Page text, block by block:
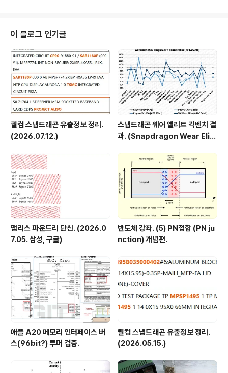
가웠습니다. 써놓고보니 손발이 오글오글 ㄷㄷㄷ
이 블로그 인기글
퀄컴 스냅드래곤 유출정보 정리.
(2026.07.12.)
스냅드래곤 웨어 엘리트 긱벤치 결
과. (Snapdragon Wear Elit
팹리스 파운드리 단신. (2026.0
7.05. 삼성, 구글)
반도체 강좌. (5) PN접합 (PN ju
nction) 개념편.
애플 A20 메모리 인터페이스 버
스(96bit?) 루머 검증.
퀄컴 스냅드래곤 유출정보 정리.
(2026.05.15.)